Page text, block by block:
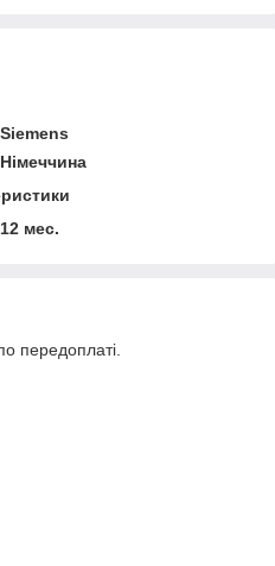
Siemens
Німеччина
12 мес.
передоплаті.